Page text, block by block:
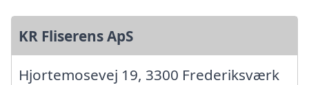
KR Fliserens ApS
Hjortemosevej 19, 3300 Frederiksværk